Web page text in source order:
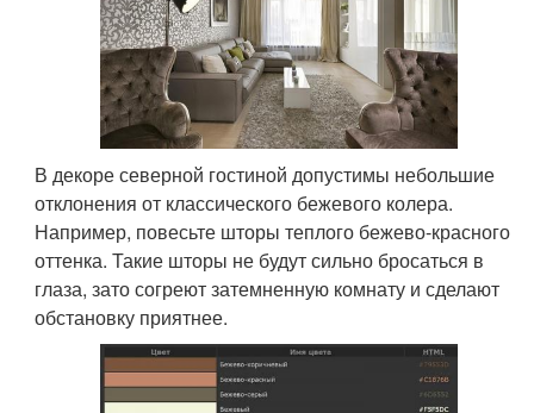
В декоре северной гостиной допустимы небольшие
отклонения от классического бежевого колера.
Например, повесьте шторы теплого бежево-красного
оттенка. Такие шторы не будут сильно бросаться в
глаза, зато согреют затемненную комнату и сделают
обстановку приятнее.